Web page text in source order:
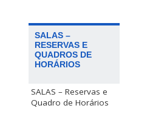
SALAS –
RESERVAS E
QUADROS DE
HORÁRIOS
SALAS – Reservas e
Quadro de Horários